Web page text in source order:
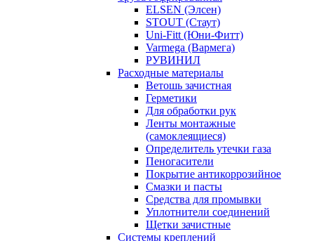
ELSEN (Элсен)
STOUT (Стаут)
Uni-Fitt (Юни-Фитт)
Varmega (Вармега)
РУВИНИЛ
Расходные материалы
Ветошь зачистная
Герметики
Для обработки рук
Ленты монтажные
(самоклеящиеся)
Определитель утечки газа
Пеногасители
Покрытие антикоррозийное
Смазки и пасты
Средства для промывки
Уплотнители соединений
Щетки зачистные
Системы креплений